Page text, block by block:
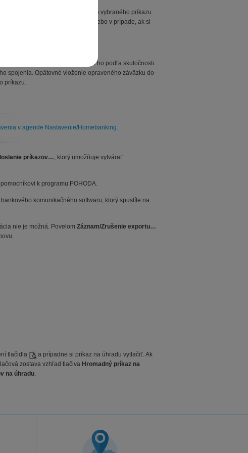
s výberom tých záväzkov, ktoré sú do vybraného príkazu
použiť buď pre rýchlu kontrolu, alebo v prípade, ak si
objavíte chybný záznam, opravte ho podľa skutočnosti.
spojenia. Opätovné vloženie opraveného záväzku do
príkazu.
v agende Nastavenie/Homebanking.
príkazov…, ktorý umožňuje vytvárať
k programu POHODA.
komunikačného softwaru, ktorý spustíte na
nie je možná. Povelom Záznam/Zrušenie exportu…
tlačidla
a prípadne si príkaz na úhradu vytlačiť. Ak
zostava vzhľad tlačiva Hromadný príkaz na
na úhradu.